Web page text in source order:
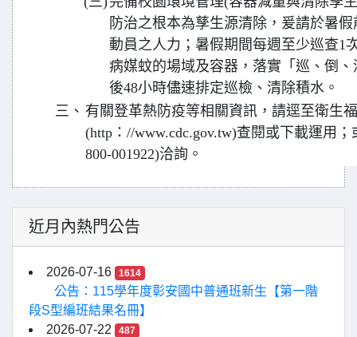
防治之根本為孳生源清除，爰請於暑
動員之人力；暑假期間每週至少巡查1
病媒蚊的場域及容器，落實「巡、倒
後48小時儘速排定巡檢、清除積水。
三、 有關登革熱防疫等相關資訊，請逕至衛生
(http：//www.cdc.gov.tw)查閱或下載運用
800-001922)洽詢。
近月內熱門公告
2026-07-16 1614
公告：115學年度彰安國中普通班新生【第一階
段S型編班結果名冊】
2026-07-22
487